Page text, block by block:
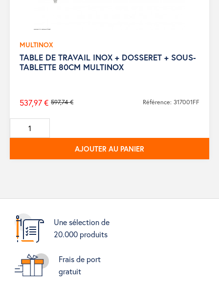
MULTINOX
TABLE DE TRAVAIL INOX + DOSSERET + SOUS-
TABLETTE 80CM MULTINOX
Prix
de
base
597,74 €
537,97 € Référence: 317001FF
AJOUTER AU PANIER
Une sélection de
20.000 produits
Frais de port
gratuit